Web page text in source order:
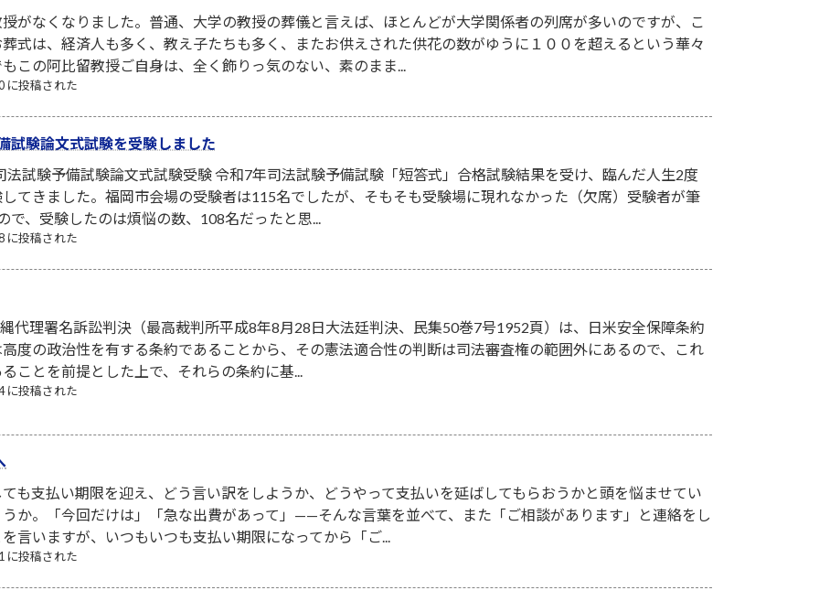
がなくなりました。普通、大学の教授の葬儀と言えば、ほとんどが大学関係者の列席が多いのですが、こ
式は、経済人も多く、教え子たちも多く、またお供えされた供花の数がゆうに１００を超えるという華々
この阿比留教授ご自身は、全く飾りっ気のない、素のまま...
に投稿された
試験論文式試験を受験しました
法試験予備試験論文式試験受験 令和7年司法試験予備試験「短答式」合格試験結果を受け、臨んだ人生2度
てきました。福岡市会場の受験者は115名でしたが、そもそも受験場に現れなかった（欠席）受験者が筆
で、受験したのは煩悩の数、108名だったと思...
に投稿された
代理署名訴訟判決（最高裁判所平成8年8月28日大法廷判決、民集50巻7号1952頁）は、日米安全保障条約
度の政治性を有する条約であることから、その憲法適合性の判断は司法審査権の範囲外にあるので、これ
ことを前提とした上で、それらの条約に基...
に投稿された
も支払い期限を迎え、どう言い訳をしようか、どうやって支払いを延ばしてもらおうかと頭を悩ませてい
か。「今回だけは」「急な出費があって」——そんな言葉を並べて、また「ご相談があります」と連絡をし
言いますが、いつもいつも支払い期限になってから「ご...
に投稿された